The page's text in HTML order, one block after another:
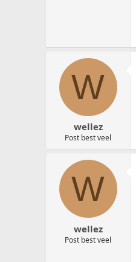
W
wellez
Post best veel
W
wellez
Post best veel